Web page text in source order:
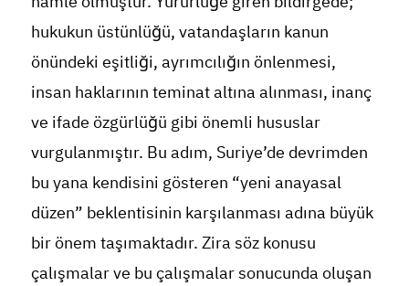
hukukun üstünlüğü, vatandaşların kanun
önündeki eşitliği, ayrımcılığın önlenmesi,
insan haklarının teminat altına alınması, inanç
ve ifade özgürlüğü gibi önemli hususlar
vurgulanmıştır. Bu adım, Suriye’de devrimden
bu yana kendisini gösteren “yeni anayasal
düzen” beklentisinin karşılanması adına büyük
bir önem taşımaktadır. Zira söz konusu
çalışmalar ve bu çalışmalar sonucunda oluşan